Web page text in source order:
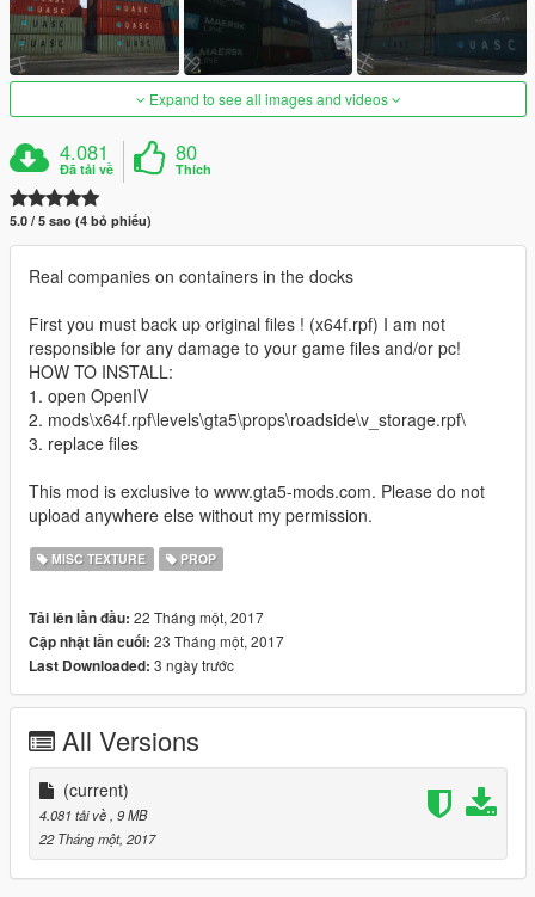
Expand to see all images and videos
4.081
Đã tải về
80
Thích
5.0 / 5 sao (4 bỏ phiếu)
Real companies on containers in the docks
First you must back up original files ! (x64f.rpf) I am not
responsible for any damage to your game files and/or pc!
HOW TO INSTALL:
1. open OpenIV
2. mods\x64f.rpf\levels\gta5\props\roadside\v_storage.rpf\
3. replace files
This mod is exclusive to www.gta5-mods.com. Please do not
upload anywhere else without my permission.
MISC TEXTURE PROP
Tải lên lần đầu: 22 Tháng một, 2017
Cập nhật lần cuối: 23 Tháng một, 2017
Last Downloaded: 3 ngày trước
All Versions
(current)
4.081 tải về , 9 MB
22 Tháng một, 2017